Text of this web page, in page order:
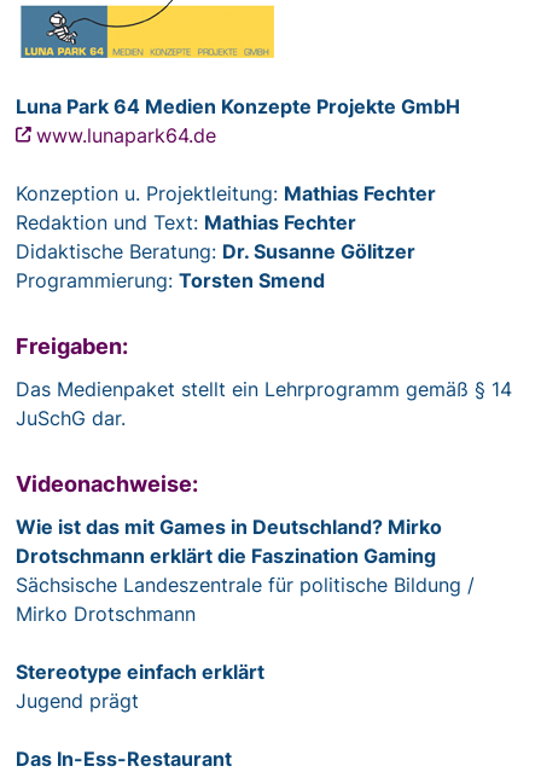
Luna Park 64 Medien Konzepte Projekte GmbH
www.lunapark64.de
Konzeption u. Projektleitung: Mathias Fechter
Redaktion und Text: Mathias Fechter
Didaktische Beratung: Dr. Susanne Gölitzer
Programmierung: Torsten Smend
Freigaben:
Das Medienpaket stellt ein Lehrprogramm gemäß § 14
JuSchG dar.
Videonachweise:
Wie ist das mit Games in Deutschland? Mirko
Drotschmann erklärt die Faszination Gaming
Sächsische Landeszentrale für politische Bildung /
Mirko Drotschmann
Stereotype einfach erklärt
Jugend prägt
Das In-Ess-Restaurant